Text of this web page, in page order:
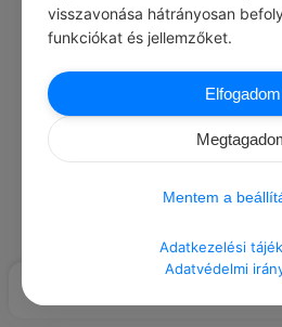
visszavonása hátrányosan
funkciókat és jellemzőket.
Elfogadom
Mentem a
Adatkezelési
Adatvédelmi